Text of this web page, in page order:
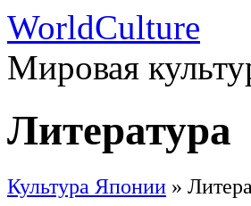
WorldCulture
Мировая
Литература
Культура Японии »